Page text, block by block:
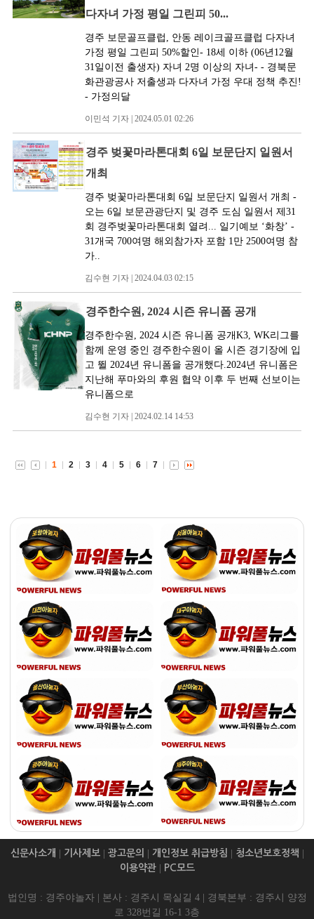
다자녀 가정 평일 그린피 50...
경주 보문골프클럽, 안동 레이크골프클럽 다자녀
가정 평일 그린피 50%할인- 18세 이하 (06년12월
31일이전 출생자) 자녀 2명 이상의 자녀- - 경북문
화관광공사 저출생과 다자녀 가정 우대 정책 추진!
- 가정의달
이민석 기자 | 2024.05.01 02:26
경주 벚꽃마라톤대회 6일 보문단지 일원서
개최
경주 벚꽃마라톤대회 6일 보문단지 일원서 개최 -
오는 6일 보문관광단지 및 경주 도심 일원서 제31
회 경주벚꽃마라톤대회 열려... 일기예보 ‘화창’ -
31개국 700여명 해외참가자 포함 1만 2500여명 참
가..
김수현 기자 | 2024.04.03 02:15
경주한수원, 2024 시즌 유니폼 공개
경주한수원, 2024 시즌 유니폼 공개K3, WK리그를
함께 운영 중인 경주한수원이 올 시즌 경기장에 입
고 뛸 2024년 유니폼을 공개했다.2024년 유니폼은
지난해 푸마와의 후원 협약 이후 두 번째 선보이는
유니폼으로
김수현 기자 | 2024.02.14 14:53
1 2 3 4 5 6 7
신문사소개 기사제보| 광고문의 개인정보 취급방침 청소년보호정책
이용약관| PC모드
법인명 : 경주야놀자 | 본사 : 경주시 목실길 4 | 경북본부 : 경주시 양정
로 328번길 16-1 3층